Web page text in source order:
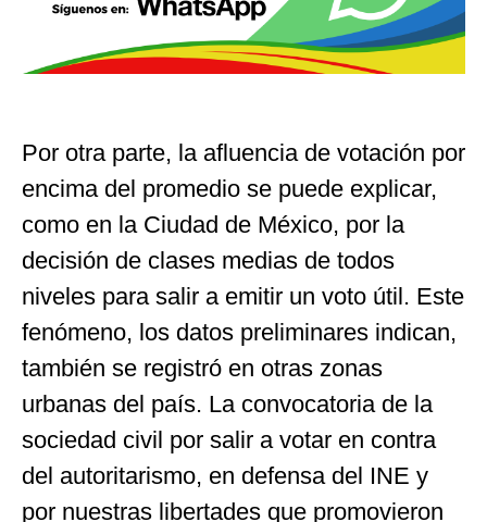
Por otra parte, la afluencia de votación por
encima del promedio se puede explicar,
como en la Ciudad de México, por la
decisión de clases medias de todos
niveles para salir a emitir un voto útil. Este
fenómeno, los datos preliminares indican,
también se registró en otras zonas
urbanas del país. La convocatoria de la
sociedad civil por salir a votar en contra
del autoritarismo, en defensa del INE y
por nuestras libertades que promovieron